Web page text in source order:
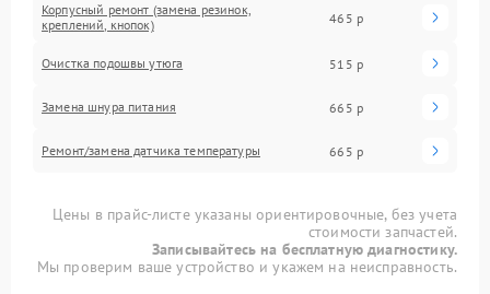
Корпусный ремонт (замена резинок,
креплений, кнопок)
465 р
Очистка подошвы утюга 515 р
Замена шнура питания 665 р
Ремонт/замена датчика температуры 665 р
Цены в прайс-листе указаны ориентировочные, без учета
стоимости запчастей.
Записывайтесь на бесплатную диагностику.
Мы проверим ваше устройство и укажем на неисправность.